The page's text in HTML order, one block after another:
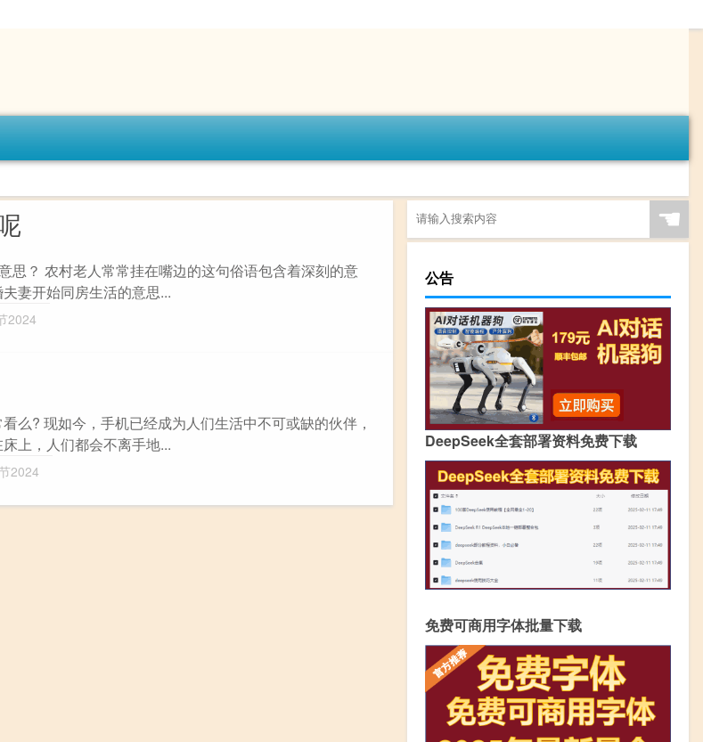
思？ 农村老人常常挂在嘴边的这句俗语包含着深刻的意
妻开始同房生活的意思...
2024
么? 现如今，手机已经成为人们生活中不可或缺的伙伴，
上，人们都会不离手地...
2024
☚
公告
DeepSeek全套部署资料免费下载
免费可商用字体批量下载